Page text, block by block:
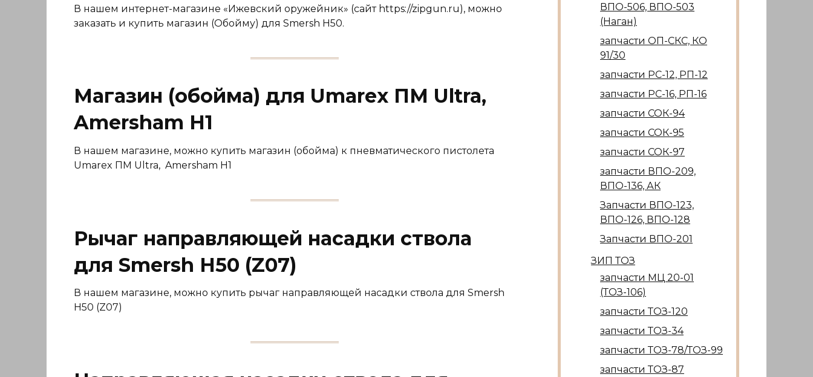
В нашем интернет-магазине «Ижевский оружейник» (сайт https://zipgun.ru), можно
заказать и купить магазин (Обойму) для Smersh H50.
Магазин (обойма) для Umarex ПМ Ultra,
Amersham H1
В нашем магазине, можно купить магазин (обойма) к пневматического пистолета
Umarex ПМ Ultra, Amersham H1
Рычаг направляющей насадки ствола
для Smersh H50 (Z07)
В нашем магазине, можно купить рычаг направляющей насадки ствола для Smersh
H50 (Z07)
ВПО-506, ВПО-503
(Наган)
запчасти ОП-СКС, КО
91/30
запчасти РС-12, РП-12
запчасти РС-16, РП-16
запчасти СОК-94
запчасти СОК-95
запчасти СОК-97
запчасти ВПО-209,
ВПО-136, АК
Запчасти ВПО-123,
ВПО-126, ВПО-128
Запчасти ВПО-201
ЗИП ТОЗ
запчасти МЦ 20-01
(ТОЗ-106)
запчасти ТОЗ-120
запчасти ТОЗ-34
запчасти ТОЗ-78/ТОЗ-99
запчасти ТОЗ-87